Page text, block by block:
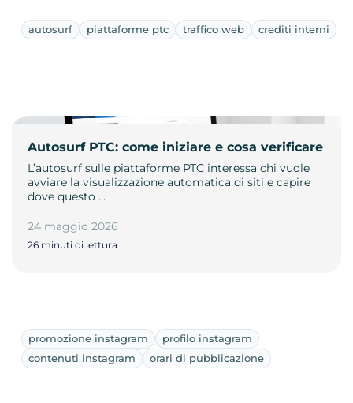
autosurf piattaforme ptc traffico web crediti interni
Autosurf PTC: come iniziare e cosa verificare
L’autosurf sulle piattaforme PTC interessa chi vuole
avviare la visualizzazione automatica di siti e capire
dove questo …
24 maggio 2026
26 minuti di lettura
promozione instagram
profilo instagram
contenuti instagram
orari di pubblicazione